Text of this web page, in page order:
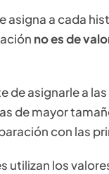
asigna a cada
no es de
de asignarle a
de mayor
con las
utilizan los